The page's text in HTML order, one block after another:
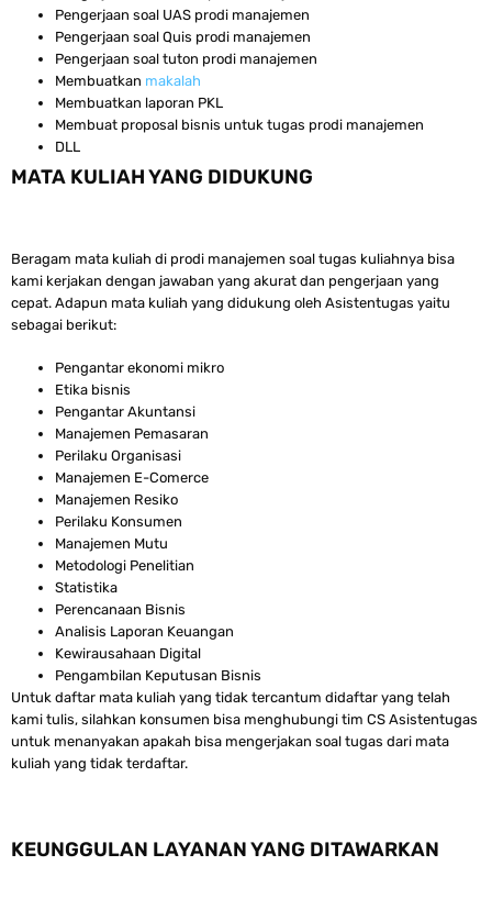
Pengerjaan soal UAS prodi manajemen
Pengerjaan soal Quis prodi manajemen
Pengerjaan soal tuton prodi manajemen
Membuatkan makalah
Membuatkan laporan PKL
Membuat proposal bisnis untuk tugas prodi manajemen
DLL
MATA KULIAH YANG DIDUKUNG
Beragam mata kuliah di prodi manajemen soal tugas kuliahnya bisa
kami kerjakan dengan jawaban yang akurat dan pengerjaan yang
cepat. Adapun mata kuliah yang didukung oleh Asistentugas yaitu
sebagai berikut:
Pengantar ekonomi mikro
Etika bisnis
Pengantar Akuntansi
Manajemen Pemasaran
Perilaku Organisasi
Manajemen E-Comerce
Manajemen Resiko
Perilaku Konsumen
Manajemen Mutu
Metodologi Penelitian
Statistika
Perencanaan Bisnis
Analisis Laporan Keuangan
Kewirausahaan Digital
Pengambilan Keputusan Bisnis
Untuk daftar mata kuliah yang tidak tercantum didaftar yang telah
kami tulis, silahkan konsumen bisa menghubungi tim CS Asistentugas
untuk menanyakan apakah bisa mengerjakan soal tugas dari mata
kuliah yang tidak terdaftar.
KEUNGGULAN LAYANAN YANG DITAWARKAN